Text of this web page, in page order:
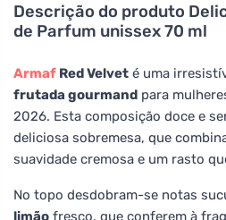
Descrição do produto
de Parfum unissex 70 ml
Armaf Red Velvet é uma
frutada gourmand para
2026. Esta composição doce e
deliciosa sobremesa, que
suavidade cremosa e um rasto
No topo desdobram-se notas
limão fresco, que conferem à